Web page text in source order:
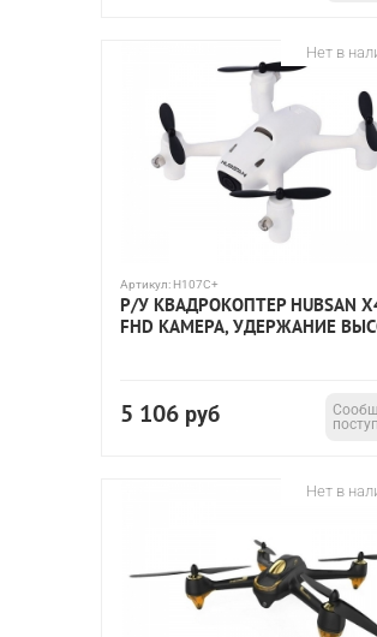
Нет в
Артикул: H107C+
Р/У КВАДРОКОПТЕР HUBSAN
FHD КАМЕРА, УДЕРЖАНИЕ
5 106 руб
Нет в